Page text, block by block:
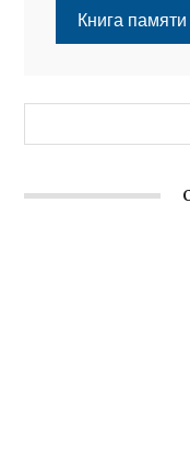
Книга памяти